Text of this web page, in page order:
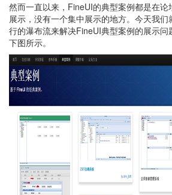
然而一直以来，FineUI的典型案例都是在
展示，没有一个集中展示的地方。今天我
行的瀑布流来解决FineUI典型案例的展示问
下图所示。